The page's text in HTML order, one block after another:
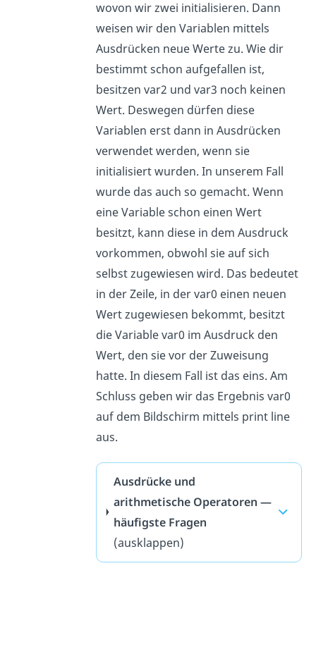
wovon wir zwei initialisieren. Dann
weisen wir den Variablen mittels
Ausdrücken neue Werte zu. Wie dir
bestimmt schon aufgefallen ist,
besitzen var2 und var3 noch keinen
Wert. Deswegen dürfen diese
Variablen erst dann in Ausdrücken
verwendet werden, wenn sie
initialisiert wurden. In unserem Fall
wurde das auch so gemacht. Wenn
eine Variable schon einen Wert
besitzt, kann diese in dem Ausdruck
vorkommen, obwohl sie auf sich
selbst zugewiesen wird. Das bedeutet
in der Zeile, in der var0 einen neuen
Wert zugewiesen bekommt, besitzt
die Variable var0 im Ausdruck den
Wert, den sie vor der Zuweisung
hatte. In diesem Fall ist das eins. Am
Schluss geben wir das Ergebnis var0
auf dem Bildschirm mittels print line
aus.
Ausdrücke und
arithmetische Operatoren —
häufigste Fragen
(ausklappen)